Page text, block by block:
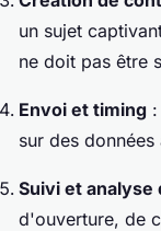
un sujet
ne doit pas être
Envoi et timing
sur des
Suivi et
d'ouverture, de